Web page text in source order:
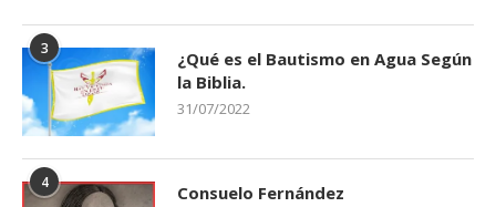
3
¿Qué es el Bautismo en Agua Según
la Biblia.
31/07/2022
4 Consuelo Fernández